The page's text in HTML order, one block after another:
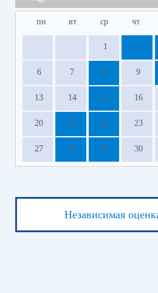
пн вт ср чт
1 2
6 7 8 9
13 14 15 16
20 21 22 23
27 28 29 30
Независимая